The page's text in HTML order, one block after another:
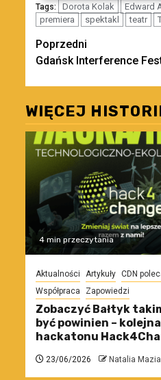
Tags: Dorota Kolak Edward
premiera
spektakl teatr
Zobacz
wpisy
Poprzedni
Gdańsk Interference
WIĘCEJ
4 min przeczytania
Aktualności Artykuły CDN
Współpraca
Zapowiedzi
Zobaczyć Bałtyk
być powinien –
hackatonu
23/06/2026 Natalia